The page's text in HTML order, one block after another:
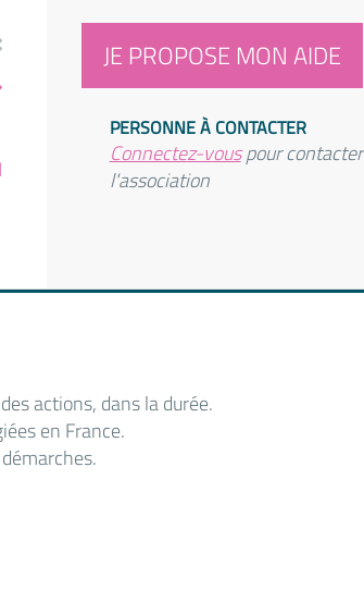
JE PROPOSE MON AIDE
PERSONNE À CONTACTER
Connectez-vouspour contacter
l'association
actions, dans la durée.
en France.